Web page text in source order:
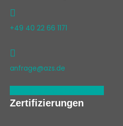
+49 40 22 66 1171
anfrage@azs.de
Zertifizierungen